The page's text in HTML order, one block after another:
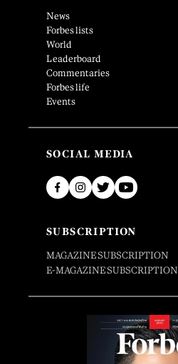
News
Forbes lists
World
Leaderboard
Commentaries
Forbes life
Events
SOCIAL MEDIA
SUBSCRIPTION
MAGAZINE SUBSCRIPTION
E-MAGAZINE SUBSCRIPTION